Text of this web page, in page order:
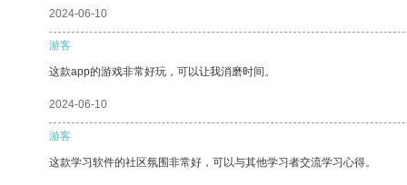
2024-06-10
游客
这款app的游戏非常好玩，可以让我消磨时间。
2024-06-10
游客
这款学习软件的社区氛围非常好，可以与其他学习者交流学习心得。